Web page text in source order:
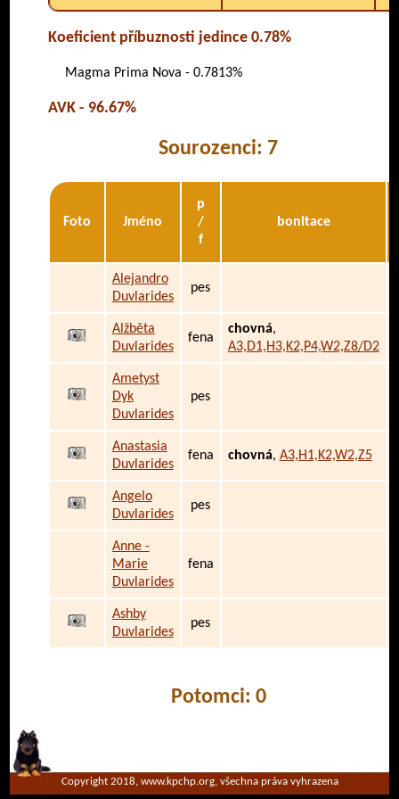
Koeficient příbuznosti jedince 0.78%
Magma Prima Nova - 0.7813%
AVK - 96.67%
Sourozenci: 7
Foto Jméno
p
/
f
bonitace
Alejandro
Duvlarides
pes
Alžběta
Duvlarides
fena
chovná,
A3,D1,H3,K2,P4,W2,Z8/D2
Ametyst
Dyk
Duvlarides
pes
Anastasia
Duvlarides
fena chovná, A3,H1,K2,W2,Z5
Angelo
Duvlarides
pes
Anne -
Marie
Duvlarides
fena
Ashby
Duvlarides
pes
Potomci: 0
Copyright 2018, www.kpchp.org, všechna práva vyhrazena